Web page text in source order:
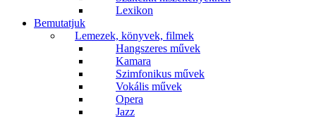
Lexikon
Bemutatjuk
Lemezek, könyvek, filmek
Hangszeres művek
Kamara
Szimfonikus művek
Vokális művek
Opera
Jazz